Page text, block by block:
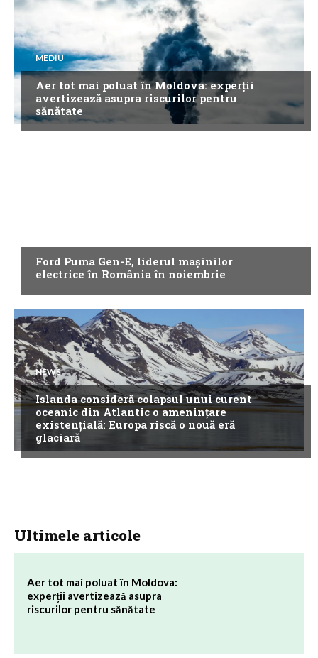
MEDIU
Aer tot mai poluat în Moldova: experții
avertizează asupra riscurilor pentru
sănătate
Ford Puma Gen-E, liderul mașinilor
electrice în România în noiembrie
NEWS
Islanda consideră colapsul unui curent
oceanic din Atlantic o amenințare
existențială: Europa riscă o nouă eră
glaciară
Ultimele articole
Aer tot mai poluat în Moldova:
experții avertizează asupra
riscurilor pentru sănătate